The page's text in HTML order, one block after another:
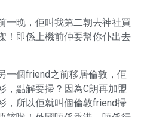
一晚，佢叫我第二朝去神社買
！即係上機前仲要幫你仆出去
一個friend之前移居倫敦，佢
，點解要掃？因為C朗再加盟
，所以佢就叫個倫敦friend掃